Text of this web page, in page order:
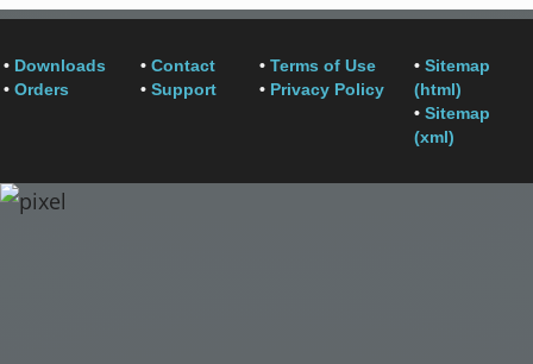
• Downloads
• Orders
• Contact
• Support
• Terms of Use
• Privacy Policy
• Sitemap
(html)
• Sitemap
(xml)